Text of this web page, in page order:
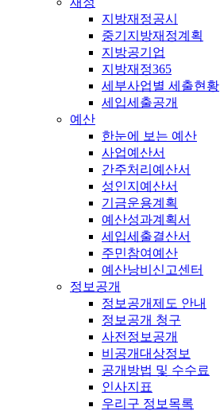
지방재정공시
중기지방재정계획
지방공기업
지방재정365
세부사업별 세출현황
세입세출공개
예산
한눈에 보는 예산
사업예산서
간주처리예산서
성인지예산서
기금운용계획
예산성과계획서
세입세출결산서
주민참여예산
예산낭비신고센터
정보공개
정보공개제도 안내
정보공개 청구
사전정보공개
비공개대상정보
공개방법 및 수수료
인사지표
우리구 정보목록